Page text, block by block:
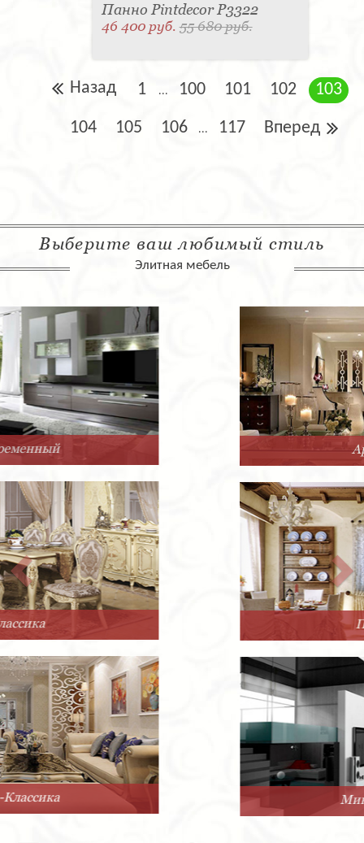
Панно Pintdecor P3322
46 400 руб.55 680 руб.
Назад 1 ... 100 101 102 103
104 105 106 ... 117 Вперед
Выберите ваш любимый стиль
Элитная мебель